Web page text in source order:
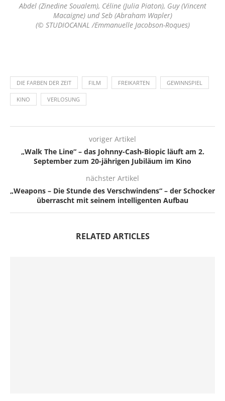
Abdel (Zinedine Soualem), Céline (Julia Piaton), Guy (Vincent
Macaigne) und Seb (Abraham Wapler)
(© STUDIOCANAL /Emmanuelle Jacobson-Roques)
DIE FARBEN DER ZEIT FILM FREIKARTEN GEWINNSPIEL
KINO VERLOSUNG
voriger Artikel
„Walk The Line“ – das Johnny-Cash-Biopic läuft am 2.
September zum 20-jährigen Jubiläum im Kino
nächster Artikel
„Weapons – Die Stunde des Verschwindens“ – der Schocker
überrascht mit seinem intelligenten Aufbau
RELATED ARTICLES